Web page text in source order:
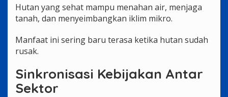
Hutan yang sehat mampu menahan air, menjaga
tanah, dan menyeimbangkan iklim mikro.
Manfaat ini sering baru terasa ketika hutan sudah
rusak.
Sinkronisasi Kebijakan Antar
Sektor